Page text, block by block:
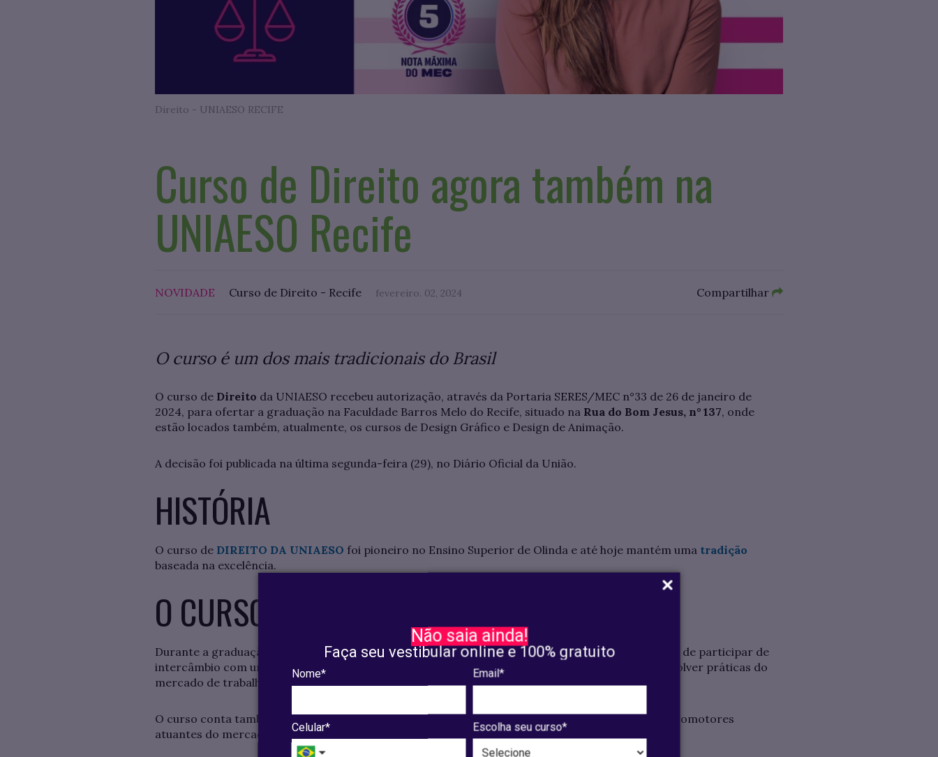
Não saia ainda!
Faça seu vestibular online e 100% gratuito
Nome* Email*
Celular* Escolha seu curso*
Direito - UNIAESO RECIFE
Curso de Direito agora também na
UNIAESO Recife
NOVIDADE Curso de Direito - Recife fevereiro. 02, 2024 Compartilhar
O curso é um dos mais tradicionais do Brasil
O curso de Direito da UNIAESO recebeu autorização, através da Portaria SERES/MEC n°33 de 26 de janeiro de
2024, para ofertar a graduação na Faculdade Barros Melo do Recife, situado na Rua do Bom Jesus, n° 137, onde
estão locados também, atualmente, os cursos de Design Gráfico e Design de Animação.
A decisão foi publicada na última segunda-feira (29), no Diário Oficial da União.
HISTÓRIA
O curso de DIREITO DA UNIAESO foi pioneiro no Ensino Superior de Olinda e até hoje mantém uma tradição
baseada na excelência.
O CURSO
Durante a graduação, o estudante tem acesso a uma ampla grade curricular, com a oportunidade de participar de
intercâmbio com universidades estrangeiras, realizar atividades de pesquisa e extensão e desenvolver práticas do
mercado de trabalho ainda nos primeiros períodos.
O curso conta também com um corpo docente composto por Advogados, Desembargadores e Promotores
atuantes do mercado jurídico.